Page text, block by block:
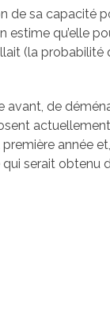
de sa capacité
estime qu’elle
(la
de
année
qui serait